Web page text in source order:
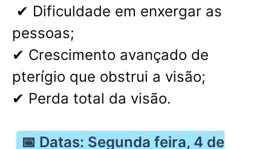
✔ Dificuldade em enxergar as
pessoas;
✔ Crescimento avançado de
pterígio que obstrui a visão;
✔ Perda total da visão.
📅 Datas: Segunda feira, 4 de